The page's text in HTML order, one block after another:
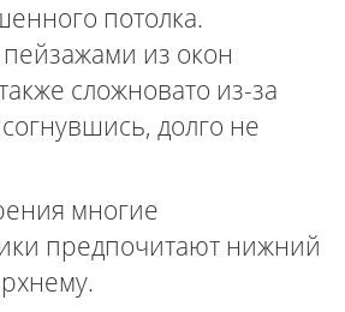
потолка.
из окон
сложновато из-за
долго не
многие
предпочитают нижний